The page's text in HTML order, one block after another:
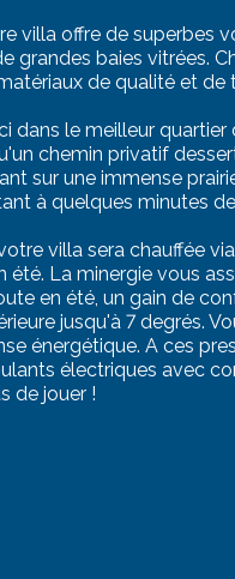
offre de superbes
grandes baies vitrées.
de qualité et de
dans le meilleur quartier
chemin privatif
sur une immense
à quelques minutes
villa sera chauffée
été. La minergie vous
en été, un gain de
jusqu'à 7 degrés.
énergétique. A ces
électriques avec
de jouer !